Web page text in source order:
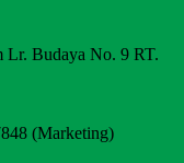
Budaya No. 9 RT.
(Marketing)